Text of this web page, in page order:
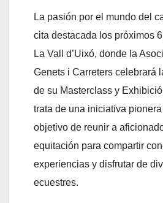
La pasión por el mundo del
cita destacada los próximos
La Vall d’Uixó, donde la
Genets i Carreters celebrará
de su Masterclass y
trata de una iniciativa
objetivo de reunir a
equitación para compartir
experiencias y disfrutar de
ecuestres.